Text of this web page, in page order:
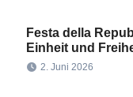
Festa della
Einheit und
2. Juni 2026